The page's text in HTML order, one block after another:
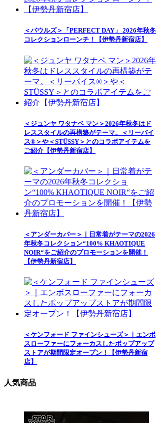
＜バウルズ＞「PERFECT DAY」 2026年秋冬
コレクションローンチ！【伊勢丹新宿店】
＜ジュンヤ ワタナベ マン＞2026年秋冬はド
レススタイルの再構築がテーマ。＜リーバイ
ス®＞や＜STÜSSY＞とのコラボアイテムを
ご紹介【伊勢丹新宿店】
＜アンダーカバー＞｜日常着がテーマの2026
年秋冬コレクション“100% KHAOTIQUE
NOIR“をご紹介のプロモーションを開催！
【伊勢丹新宿店】
＜ケンフォード ファインシューズ＞｜エンボ
スローファーにフォーカスしたポップアップ
ストアが期間限定オープン！【伊勢丹新宿
店】
人気商品